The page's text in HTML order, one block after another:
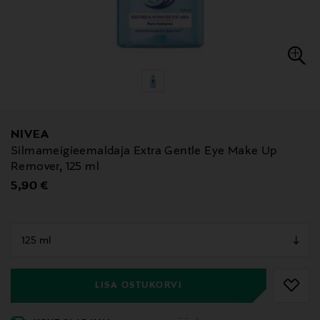
NIVEA
Silmameigieemaldaja Extra Gentle Eye Make Up
Remover, 125 ml
Original Price
5,90 €
LISA OSTUKORVI